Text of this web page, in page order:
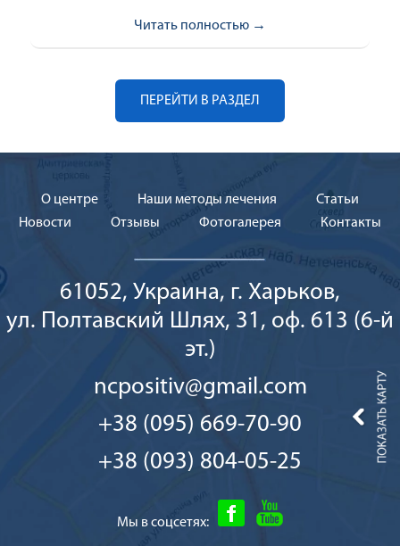
Читать полностью →
ПЕРЕЙТИ В РАЗДЕЛ
О центре Наши методы лечения
Cтатьи
Новости
Отзывы Фотогалерея Контакты
61052, Украина, г. Харьков,
ул. Полтавский Шлях, 31, оф. 613 (6-й
эт.)
ncpositiv@gmail.com
+38 (095) 669-70-90
+38 (093) 804-05-25
Мы в соцсетях: